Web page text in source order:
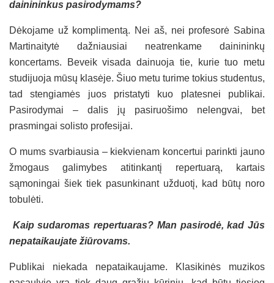
dainininkus pasirodymams?
Dėkojame už komplimentą. Nei aš, nei profesorė Sabina
Martinaitytė dažniausiai neatrenkame dainininkų
koncertams. Beveik visada dainuoja tie, kurie tuo metu
studijuoja mūsų klasėje. Šiuo metu turime tokius studentus,
tad stengiamės juos pristatyti kuo platesnei publikai.
Pasirodymai – dalis jų pasiruošimo nelengvai, bet
prasmingai solisto profesijai.
O mums svarbiausia – kiekvienam koncertui parinkti jauno
žmogaus galimybes atitinkantį repertuarą, kartais
sąmoningai šiek tiek pasunkinant užduotį, kad būtų noro
tobulėti.
Kaip sudaromas repertuaras? Man pasirodė, kad Jūs
nepataikaujate žiūrovams.
Publikai niekada nepataikaujame. Klasikinės muzikos